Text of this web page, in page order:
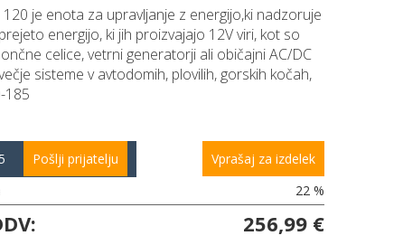
120 je enota za upravljanje z energijo,ki nadzoruje
energijo, ki jih proizvajajo 12V viri, kot so
celice, vetrni generatorji ali običajni AC/DC
sisteme v avtodomih, plovilih, gorskih kočah,
185
Vprašaj za izdelek
Pošlji prijatelju
22 %
256,99 €